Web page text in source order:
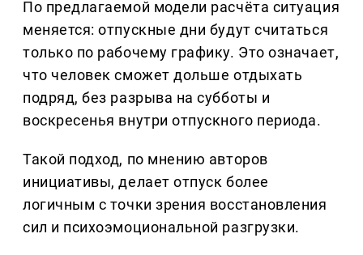
По предлагаемой модели расчёта ситуация
меняется: отпускные дни будут считаться
только по рабочему графику. Это означает,
что человек сможет дольше отдыхать
подряд, без разрыва на субботы и
воскресенья внутри отпускного периода.
Такой подход, по мнению авторов
инициативы, делает отпуск более
логичным с точки зрения восстановления
сил и психоэмоциональной разгрузки.